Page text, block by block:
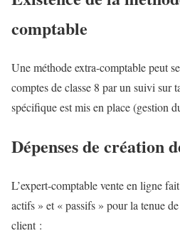
comptable
Une méthode extra-comptable peut
comptes de classe 8 par un suivi sur
spécifique est mis en place (gestion
Dépenses de création
L’expert-comptable vente en ligne
actifs » et « passifs » pour la tenue
client :